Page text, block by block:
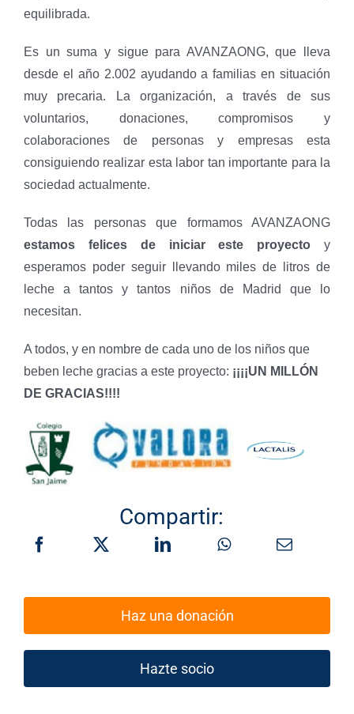
equilibrada.
Es un suma y sigue para AVANZAONG, que lleva
desde el año 2.002 ayudando a familias en situación
muy precaria. La organización, a través de sus
voluntarios, donaciones, compromisos y
colaboraciones de personas y empresas esta
consiguiendo realizar esta labor tan importante para la
sociedad actualmente.
Todas las personas que formamos AVANZAONG
estamos felices de iniciar este proyectoy
esperamos poder seguir llevando miles de litros de
leche a tantos y tantos niños de Madrid que lo
necesitan.
A todos, y en nombre de cada uno de los niños que
beben leche gracias a este proyecto: ¡¡¡¡UN MILLÓN
DE GRACIAS!!!!
Compartir:
Haz una donación
Hazte socio